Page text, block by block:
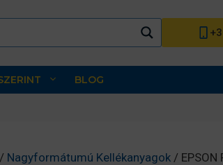
BLOG
/ Nagyformátumú Kellékanyagok /